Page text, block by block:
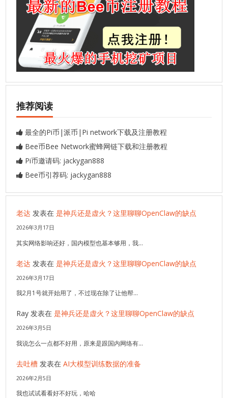
推荐阅读
最全的Pi币|派币|Pi network下载及注册教程
Bee币Bee Network蜜蜂网链下载和注册教程
Pi币邀请码: jackygan888
Bee币引荐码: jackygan888
老达 发表在是神兵还是虚火？这里聊聊OpenClaw的缺点
2026年3月17日
其实网络影响还好，国内模型也基本够用，我…
老达 发表在是神兵还是虚火？这里聊聊OpenClaw的缺点
2026年3月17日
我2月1号就开始用了，不过现在除了让他帮…
Ray 发表在是神兵还是虚火？这里聊聊OpenClaw的缺点
2026年3月5日
我说怎么一点都不好用，原来是跟国内网络有…
去吐槽 发表在AI大模型训练数据的准备
2026年2月5日
我也试试看看好不好玩，哈哈